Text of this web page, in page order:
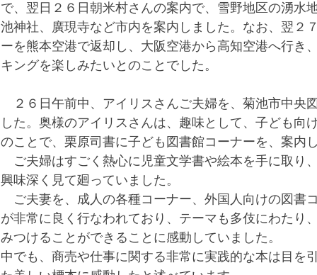
で、翌日２６日朝米村さんの案内で、雪野地区の湧水
池神社、廣現寺など市内を案内しました。なお、翌２
ーを熊本空港で返却し、大阪空港から高知空港へ行き
キングを楽しみたいとのことでした。
２６日午前中、アイリスさんご夫婦を、菊池市中央
した。奥様のアイリスさんは、趣味として、子ども向
のことで、栗原司書に子ども図書館コーナーを、案内
ご夫婦はすごく熱心に児童文学書や絵本を手に取り
興味深く見て廻っていました。
ご夫妻を、成人の各種コーナー、外国人向けの図書
が非常に良く行なわれており、テーマも多伎にわたり
みつけることができることに感動していました。
中でも、商売や仕事に関する非常に実践的な本は目を